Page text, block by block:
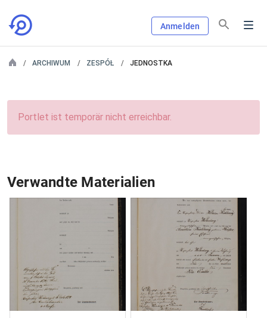
Anmelden
ARCHIWUM ZESPÓŁ JEDNOSTKA
Portlet ist temporär nicht erreichbar.
Verwandte Materialien